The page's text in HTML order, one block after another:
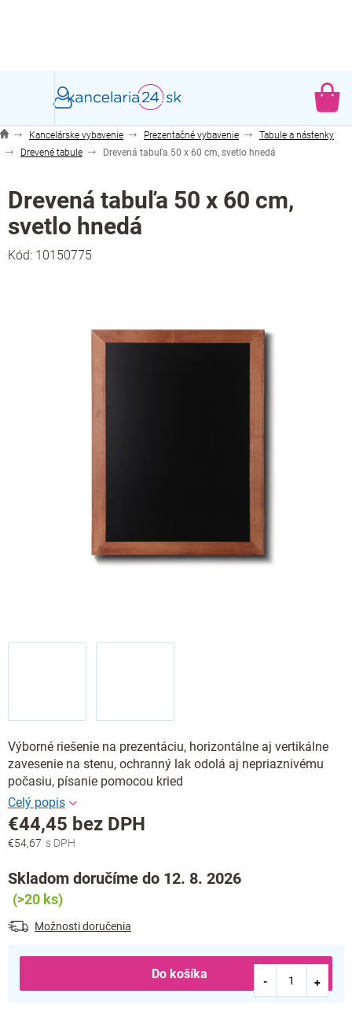
Kancelárske vybavenie Prezentačné vybavenie
Tabule a nástenky
Drevené tabule
Drevená tabuľa 50 x 60 cm, svetlo hnedá
Drevená tabuľa 50 x 60 cm,
svetlo hnedá
Kód: 10150775
Výborné riešenie na prezentáciu, horizontálne aj vertikálne
zavesenie na stenu, ochranný lak odolá aj nepriaznivému
počasiu, písanie pomocou kried
€54,67
€44,45 bez DPH
Jednotková
Skladom doručíme do 12. 8. 2026
(>20 ks)
Možnosti doručenia
Do košíka